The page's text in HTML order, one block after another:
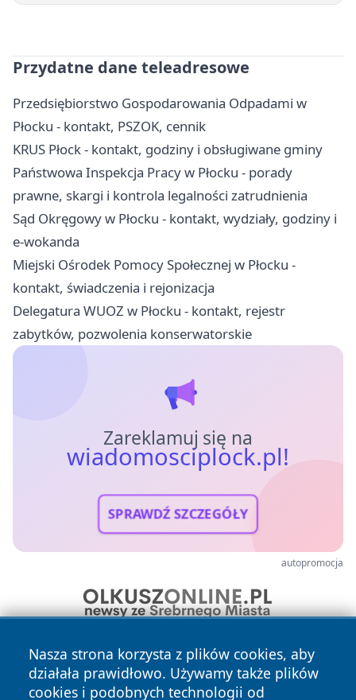
Przydatne dane teleadresowe
Przedsiębiorstwo Gospodarowania Odpadami w
Płocku - kontakt, PSZOK, cennik
KRUS Płock - kontakt, godziny i obsługiwane gminy
Państwowa Inspekcja Pracy w Płocku - porady
prawne, skargi i kontrola legalności zatrudnienia
Sąd Okręgowy w Płocku - kontakt, wydziały, godziny i
e-wokanda
Miejski Ośrodek Pomocy Społecznej w Płocku -
kontakt, świadczenia i rejonizacja
Delegatura WUOZ w Płocku - kontakt, rejestr
zabytków, pozwolenia konserwatorskie
Zareklamuj się na
wiadomosciplock.pl!
SPRAWDŹ SZCZEGÓŁY
autopromocja
Nasza strona korzysta z plików cookies, aby
działała prawidłowo. Używamy także plików
cookies i podobnych technologii od